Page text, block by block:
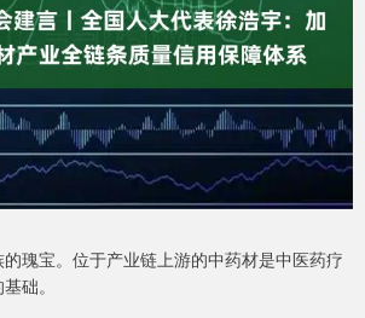
宝。位于产业链上游的中药材是中医药疗
础。